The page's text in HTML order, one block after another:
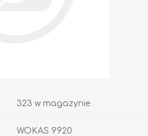
323 w magazynie
WOKAS 9920